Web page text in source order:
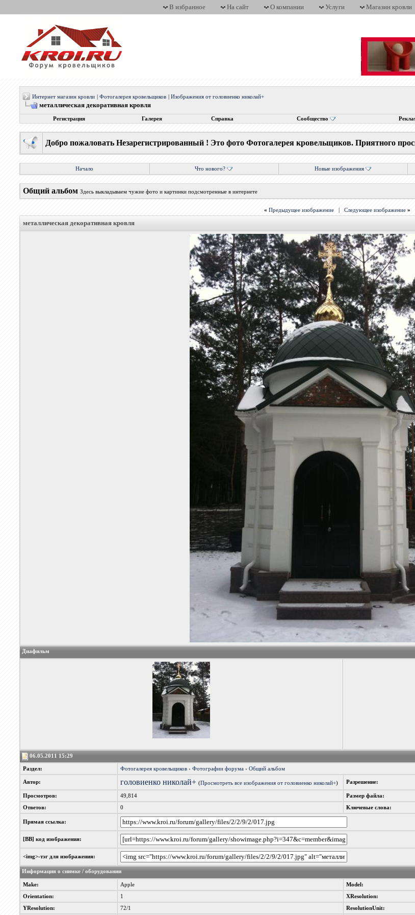
В избранное На сайт О компании Услуги Магазин кровли
Интернет магазин кровли |Фотогалерея кровельщиков |Изображения от головиенко николай+
металлическая декоративная кровля
Регистрация Галерея Справка Сообщество
Добро пожаловать Незарегистрированный ! Это фото Фотогалерея кровельщиков. Приятного
Начало Что нового? Новые изображения
Общий альбом Здесь выкладываем чужие фото и картинки подсмотренные в интернете
« Предыдущее изображение |Следующее изображение »
металлическая декоративная кровля
Диафильм
06.05.2011 15:29
Раздел: Фотогалерея кровельщиков ›Фотографии форума ›Общий альбом
Автор: головиенко николай+ (Просмотреть все изображения от головиенко николай+) Разрешение:
Просмотров: 49,814 Размер файла:
Ответов: 0 Ключевые слова:
Прямая ссылка:
[BB] код изображения:
<img>-тэг для изображения:
Информация о снимке / оборудовании
Make: Apple Model:
Orientation: 1 XResolution:
YResolution: 72/1 ResolutionUnit: